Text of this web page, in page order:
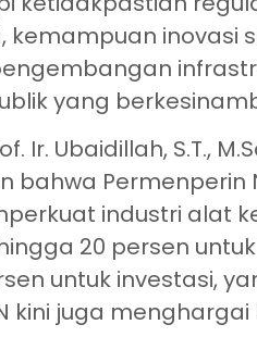
kemampuan
yang
Ir. Ubaidillah, S.T.,
bahwa Permenperin
industri alat
20 persen
untuk investasi,
kini juga